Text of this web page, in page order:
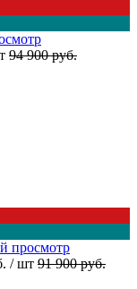
94 900 руб.
просмотр
/ шт 91 900 руб.